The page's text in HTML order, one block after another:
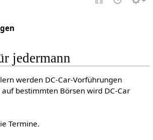
jedermann
werden DC-Car-Vorführungen
bestimmten Börsen wird DC-Car
Termine.